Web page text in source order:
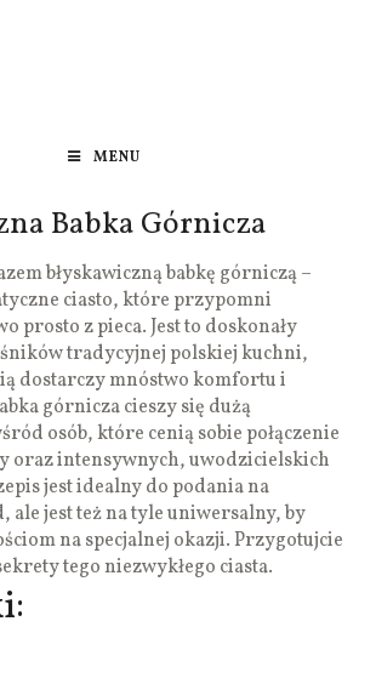
MENU
Babka Górnicza
błyskawiczną babkę górniczą –
ciasto, które przypomni
prosto z pieca. Jest to doskonały
tradycyjnej polskiej kuchni,
dostarczy mnóstwo komfortu i
górnicza cieszy się dużą
osób, które cenią sobie połączenie
oraz intensywnych, uwodzicielskich
jest idealny do podania na
ale jest też na tyle uniwersalny, by
na specjalnej okazji. Przygotujcie
tego niezwykłego ciasta.